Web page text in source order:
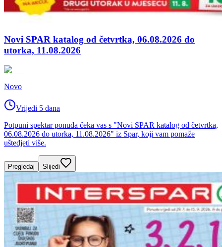
Novi SPAR katalog od četvrtka, 06.08.2026 do
utorka, 11.08.2026
Novo
Vrijedi 5 dana
Potpuni spektar ponuda čeka vas s "Novi SPAR katalog od četvrtka,
06.08.2026 do utorka, 11.08.2026" iz Spar, koji vam pomaže
uštedjeti više.
Pregledaj Slijedi